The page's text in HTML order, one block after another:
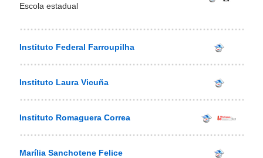
Escola estadual
Instituto Federal Farroupilha
Instituto Laura Vicuña
Instituto Romaguera Correa
Marília Sanchotene Felice